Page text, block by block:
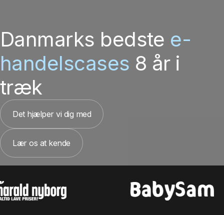
Danmarks bedste e-
handelscases 8 år i
træk
Det hjælper vi dig med
Lær os at kende